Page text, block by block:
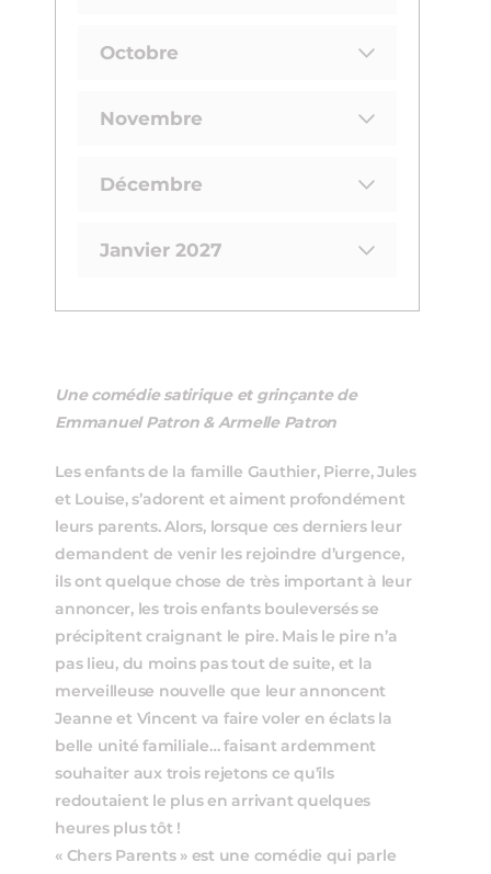
Octobre
Novembre
Décembre
Janvier 2027
Une comédie satirique et grinçante de
Emmanuel Patron & Armelle Patron
Les enfants de la famille Gauthier, Pierre, Jules
et Louise, s’adorent et aiment profondément
leurs parents. Alors, lorsque ces derniers leur
demandent de venir les rejoindre d’urgence,
ils ont quelque chose de très important à leur
annoncer, les trois enfants bouleversés se
précipitent craignant le pire. Mais le pire n’a
pas lieu, du moins pas tout de suite, et la
merveilleuse nouvelle que leur annoncent
Jeanne et Vincent va faire voler en éclats la
belle unité familiale… faisant ardemment
souhaiter aux trois rejetons ce qu’ils
redoutaient le plus en arrivant quelques
heures plus tôt !
« Chers Parents » est une comédie qui parle